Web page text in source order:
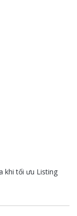
khi tối ưu Listing